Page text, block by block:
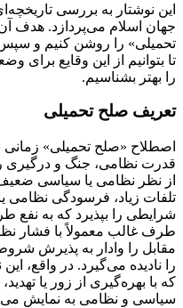
این نوشتار به بررسی
جهان اسلام می‌پردازد. هدف
تحمیلی» را روشن کنیم و سپس
تا بتوانیم از این وقایع برای
را بهتر بشناسیم.
تعریف صلح تحمیلی
اصطلاح «صلح تحمیلی» زمانی
قدرت نظامی، جنگ و درگیری
از نظر نظامی یا سیاسی
تلفات زیاد، فرسودگی نظامی
شرایطی را بپذیرد که به
طرف غالب معمولاً با فشار
مقابل را وادار به پذیرش
را نادیده می‌گیرد. در واقع،
که با بهره‌گیری از زور یا
سیاسی و نظامی به نمایش